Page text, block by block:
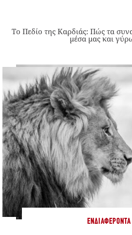
Το Πεδίο της Καρδιάς: Πώς τα
μέσα μας και
ΕΝΔΙΑΦΈΡΟΝΤΑ